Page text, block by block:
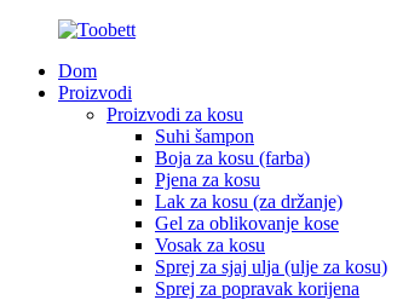
Dom
Proizvodi
Proizvodi za kosu
Suhi šampon
Boja za kosu (farba)
Pjena za kosu
Lak za kosu (za držanje)
Gel za oblikovanje kose
Vosak za kosu
Sprej za sjaj ulja (ulje za kosu)
Sprej za popravak korijena